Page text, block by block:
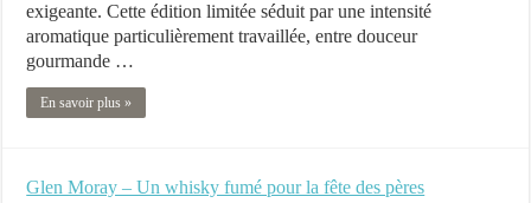
exigeante. Cette édition limitée séduit par une intensité
aromatique particulièrement travaillée, entre douceur
gourmande …
En savoir plus »
Glen Moray – Un whisky fumé pour la fête des pères